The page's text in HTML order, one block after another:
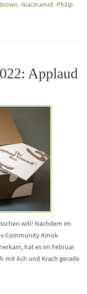
, Niacinamid, Philip
Applaud
will! Nachdem im
Community Amok
hat es im Februar
mit Ach und Krach gerade